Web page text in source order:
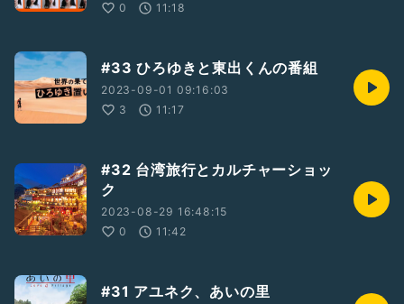
0
11:18
#33 ひろゆきと東出くんの番組
2023-09-01 09:16:03
3
11:17
#32 台湾旅行とカルチャーショッ
ク
2023-08-29 16:48:15
0
11:42
#31 アユネク、あいの里